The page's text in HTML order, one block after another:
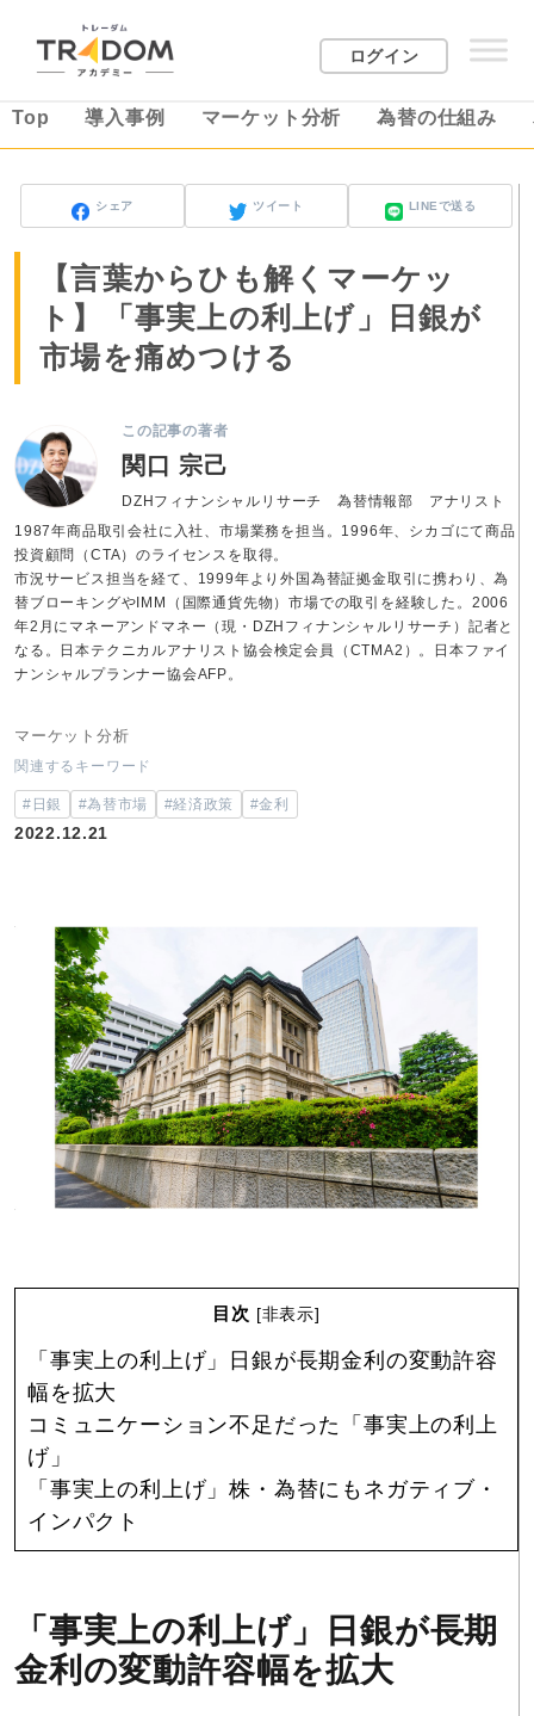
ログイン
Top 導入事例 マーケット分析 為替の仕組み
シェア ツイート LINEで送る
【言葉からひも解くマーケッ
ト】「事実上の利上げ」日銀が
市場を痛めつける
この記事の著者
関口 宗己
DZHフィナンシャルリサーチ 為替情報部 アナリスト
1987年商品取引会社に入社、市場業務を担当。1996年、シカゴにて商品
投資顧問（CTA）のライセンスを取得。
市況サービス担当を経て、1999年より外国為替証拠金取引に携わり、為
替ブローキングやIMM（国際通貨先物）市場での取引を経験した。2006
年2月にマネーアンドマネー（現・DZHフィナンシャルリサーチ）記者と
なる。日本テクニカルアナリスト協会検定会員（CTMA2）。日本ファイ
ナンシャルプランナー協会AFP。
マーケット分析
関連するキーワード
#日銀 #為替市場 #経済政策 #金利
2022.12.21
目次 [非表示]
「事実上の利上げ」日銀が長期金利の変動許容
幅を拡大
コミュニケーション不足だった「事実上の利上
げ」
「事実上の利上げ」株・為替にもネガティブ・
インパクト
「事実上の利上げ」日銀が長期
金利の変動許容幅を拡大